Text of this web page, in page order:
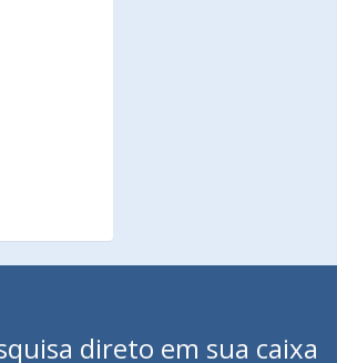
direto em sua caixa